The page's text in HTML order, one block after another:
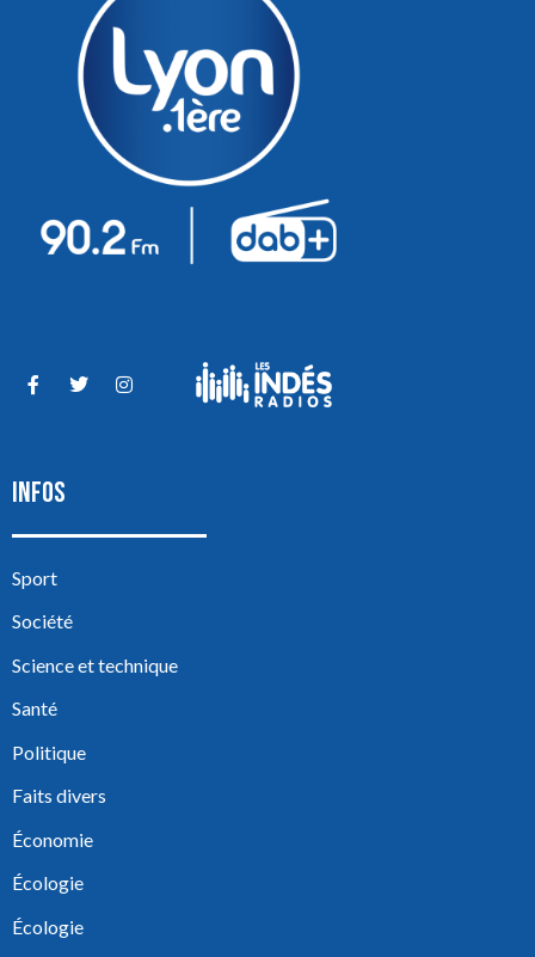
INFOS
Sport
Société
Science et technique
Santé
Politique
Faits divers
Économie
Écologie
Écologie